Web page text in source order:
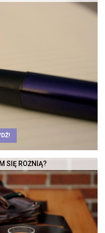
SIĘ RÓŻNIĄ?